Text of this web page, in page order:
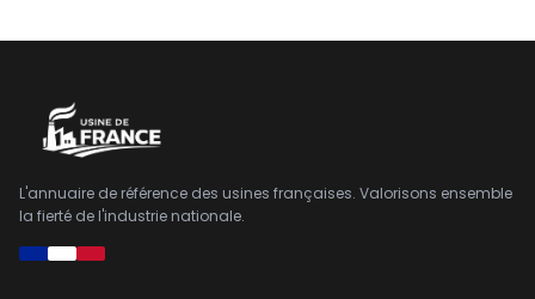
L'annuaire de référence des usines françaises. Valorisons ensemble
la fierté de l'industrie nationale.